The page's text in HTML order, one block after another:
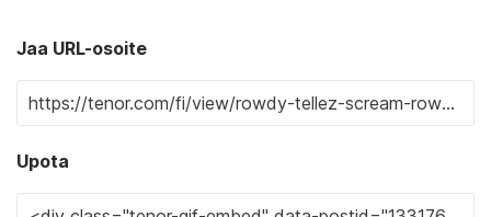
Jaa URL-osoite
Upota